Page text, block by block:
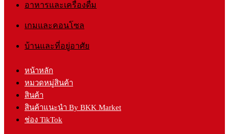
อาหารและเครื่องดื่ม
เกมและคอนโซล
บ้านและที่อยู่อาศัย
หน้าหลัก
หมวดหมู่สินค้า
สินค้า
สินค้าแนะนำ By BKK Market
ช่อง TikTok